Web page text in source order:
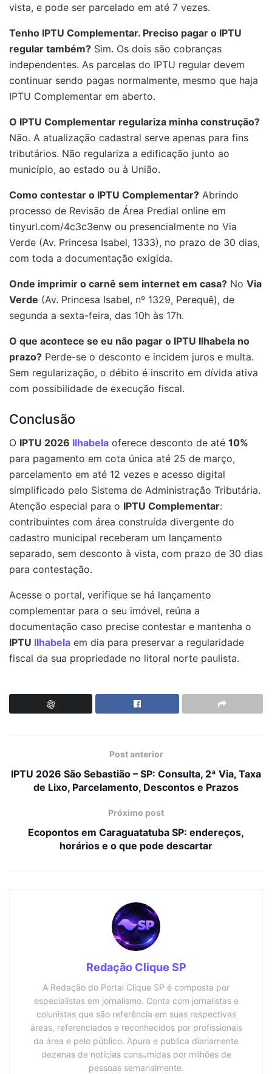
vista, e pode ser parcelado em até 7 vezes.
Tenho IPTU Complementar. Preciso pagar o IPTU
regular também? Sim. Os dois são cobranças
independentes. As parcelas do IPTU regular devem
continuar sendo pagas normalmente, mesmo que haja
IPTU Complementar em aberto.
O IPTU Complementar regulariza minha construção?
Não. A atualização cadastral serve apenas para fins
tributários. Não regulariza a edificação junto ao
município, ao estado ou à União.
Como contestar o IPTU Complementar? Abrindo
processo de Revisão de Área Predial online em
tinyurl.com/4c3c3enw ou presencialmente no Via
Verde (Av. Princesa Isabel, 1333), no prazo de 30 dias,
com toda a documentação exigida.
Onde imprimir o carnê sem internet em casa? No Via
Verde (Av. Princesa Isabel, nº 1329, Perequê), de
segunda a sexta-feira, das 10h às 17h.
O que acontece se eu não pagar o IPTU Ilhabela no
prazo? Perde-se o desconto e incidem juros e multa.
Sem regularização, o débito é inscrito em dívida ativa
com possibilidade de execução fiscal.
Conclusão
O IPTU 2026 Ilhabela oferece desconto de até 10%
para pagamento em cota única até 25 de março,
parcelamento em até 12 vezes e acesso digital
simplificado pelo Sistema de Administração Tributária.
Atenção especial para o IPTU Complementar:
contribuintes com área construída divergente do
cadastro municipal receberam um lançamento
separado, sem desconto à vista, com prazo de 30 dias
para contestação.
Acesse o portal, verifique se há lançamento
complementar para o seu imóvel, reúna a
documentação caso precise contestar e mantenha o
IPTU Ilhabela em dia para preservar a regularidade
fiscal da sua propriedade no litoral norte paulista.
Post anterior
IPTU 2026 São Sebastião – SP: Consulta, 2ª Via, Taxa
de Lixo, Parcelamento, Descontos e Prazos
Próximo post
Ecopontos em Caraguatatuba SP: endereços,
horários e o que pode descartar
Redação Clique SP
A Redação do Portal Clique SP é composta por
especialistas em jornalismo. Conta com jornalistas e
colunistas que são referência em suas respectivas
áreas, referenciados e reconhecidos por profissionais
da área e pelo público. Apura e publica diariamente
dezenas de notícias consumidas por milhões de
pessoas semanalmente.